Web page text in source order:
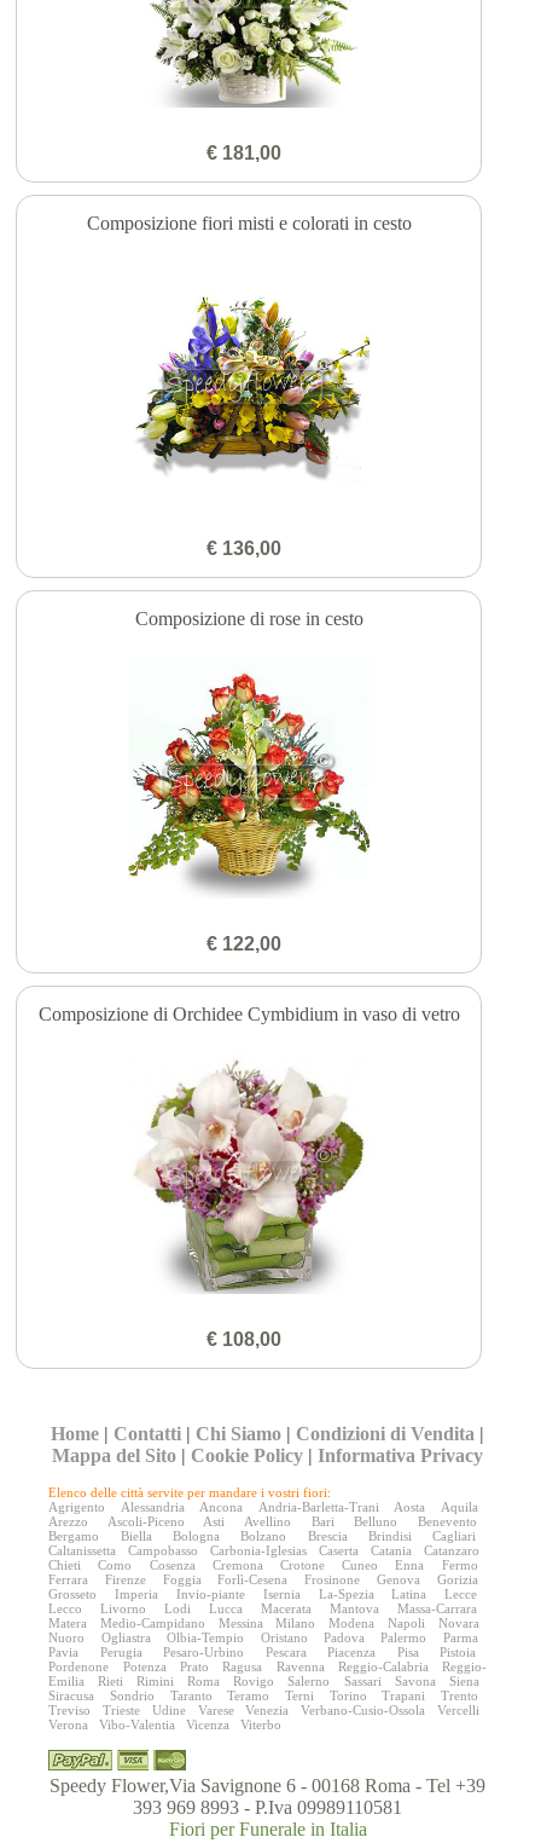
€ 181,00
Composizione fiori misti e colorati in cesto
€ 136,00
Composizione di rose in cesto
€ 122,00
Composizione di Orchidee Cymbidium in vaso di vetro
€ 108,00
Home | Contatti | Chi Siamo | Condizioni di Vendita |
Mappa del Sito | Cookie Policy |Informativa Privacy
Elenco delle città servite per mandare i vostri fiori:
Agrigento
Alessandria Ancona Andria-Barletta-Trani Aosta
Aquila
Arezzo
Ascoli-Piceno Asti Avellino Bari Belluno
Benevento
Bergamo
Biella Bologna Bolzano Brescia Brindisi
Cagliari
Caltanissetta
Campobasso Carbonia-Iglesias Caserta Catania
Catanzaro
Chieti
Como Cosenza Cremona Crotone Cuneo Enna
Fermo
Ferrara
Firenze Foggia Forlì-Cesena Frosinone Genova
Gorizia
Grosseto
Imperia Invio-piante Isernia La-Spezia Latina
Lecce
Lecco
Livorno Lodi Lucca Macerata Mantova
Massa-Carrara
Matera
Medio-Campidano Messina Milano Modena Napoli
Novara
Nuoro
Ogliastra Olbia-Tempio Oristano Padova Palermo
Parma
Pavia
Perugia Pesaro-Urbino Pescara Piacenza Pisa
Pistoia
Pordenone
Potenza Prato Ragusa Ravenna Reggio-Calabria
Reggio-
Emilia
Rieti Rimini Roma Rovigo Salerno Sassari Savona
Siena
Siracusa
Sondrio Taranto Teramo Terni Torino Trapani
Trento
Treviso
Trieste Udine Varese Venezia Verbano-Cusio-Ossola
Vercelli
Verona
Vibo-Valentia Vicenza Viterbo
Speedy Flower,Via Savignone 6 - 00168 Roma - Tel +39
393 969 8993 - P.Iva 09989110581
Fiori per Funerale in Italia